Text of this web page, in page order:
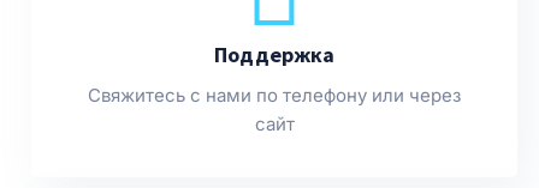
Поддержка
Свяжитесь с нами по телефону или через
сайт